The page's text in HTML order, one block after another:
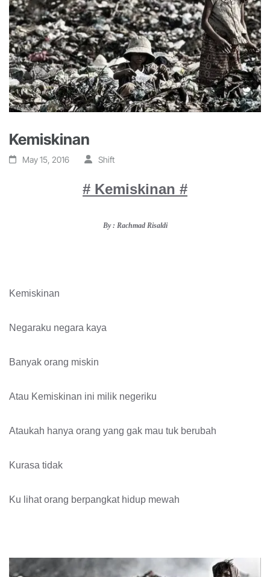
Kemiskinan
May 15, 2016 Shift
# Kemiskinan #
By : Rachmad Risaldi
Kemiskinan
Negaraku negara kaya
Banyak orang miskin
Atau Kemiskinan ini milik negeriku
Ataukah hanya orang yang gak mau tuk berubah
Kurasa tidak
Ku lihat orang berpangkat hidup mewah